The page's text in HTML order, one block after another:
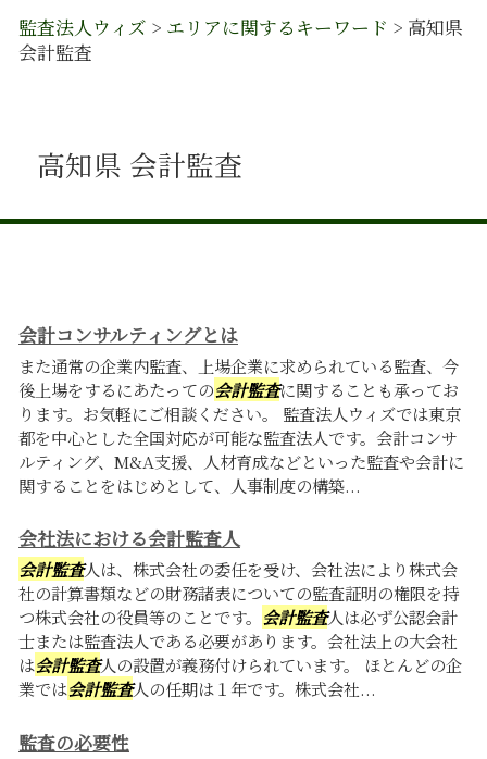
監査法人ウィズ > エリアに関するキーワード > 高知県
会計監査
高知県 会計監査
会計コンサルティングとは
また通常の企業内監査、上場企業に求められている監査、今
後上場をするにあたっての会計監査に関することも承ってお
ります。お気軽にご相談ください。 監査法人ウィズでは東京
都を中心とした全国対応が可能な監査法人です。会計コンサ
ルティング、M&A支援、人材育成などといった監査や会計に
関することをはじめとして、人事制度の構築...
会社法における会計監査人
会計監査人は、株式会社の委任を受け、会社法により株式会
社の計算書類などの財務諸表についての監査証明の権限を持
つ株式会社の役員等のことです。 会計監査人は必ず公認会計
士または監査法人である必要があります。会社法上の大会社
は会計監査人の設置が義務付けられています。 ほとんどの企
業では会計監査人の任期は１年です。株式会社...
監査の必要性